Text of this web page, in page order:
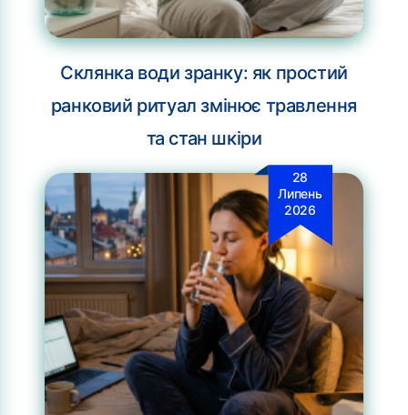
Склянка води зранку: як простий
ранковий ритуал змінює травлення
та стан шкіри
28
Липень
2026